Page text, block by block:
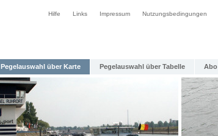
Hilfe Links Impressum Nutzungsbedingungen
Pegelauswahl über Karte Pegelauswahl über Tabelle Abo